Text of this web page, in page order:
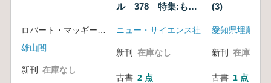
雄山閣
新刊 在庫なし
ル 378 特集:もう
ニュー・サイエンス社
新刊 在庫なし
古書 2 点
(3)
新刊 在庫なし
古書 1 点